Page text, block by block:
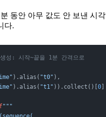
동안 아무 값도 안 보낸 시
다.
성: 시작~끝을 1분 간격으로
).alias( "t0" ),
).alias( "t1" )).collect()[0]
f"""